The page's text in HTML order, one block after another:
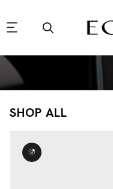
SHOP ALL